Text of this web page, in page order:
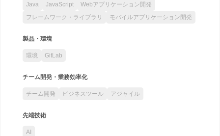
Java JavaScript
Webアプリケーション開発
フレームワーク・ライブラリ
モバイルアプリケーション開発
製品・環境
環境 GitLab
チーム開発・業務効率化
チーム開発 ビジネスツール アジャイル
先端技術
AI